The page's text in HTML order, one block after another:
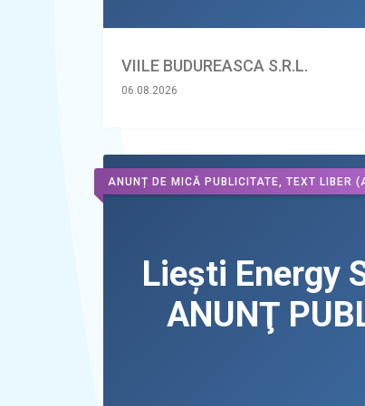
VIILE BUDUREASCA S.R.L.
06.08.2026
ANUNȚ DE MICĂ PUBLICITATE, TEXT LIBER